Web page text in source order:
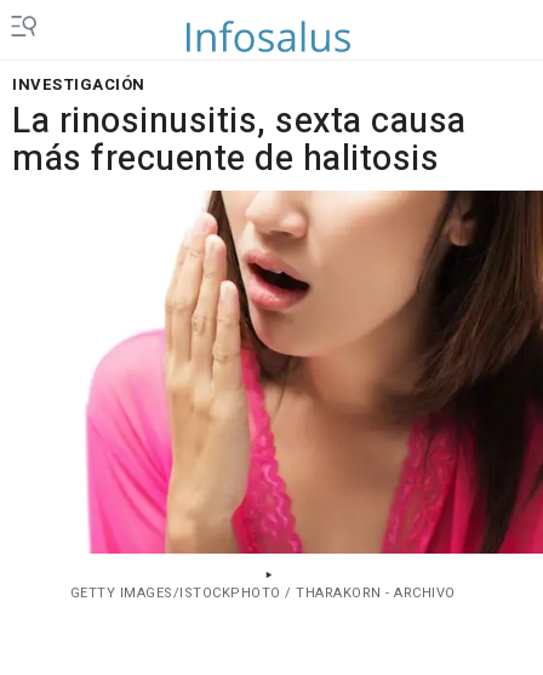
INVESTIGACIÓN
La rinosinusitis, sexta causa
más frecuente de halitosis
GETTY IMAGES/ISTOCKPHOTO / THARAKORN - ARCHIVO